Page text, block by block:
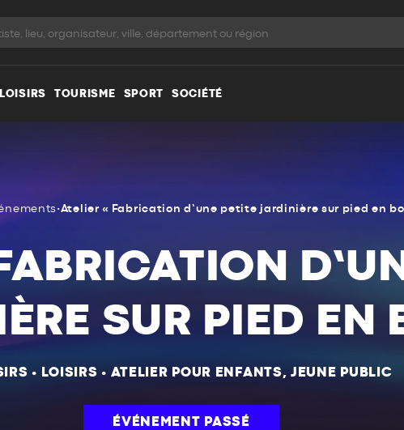
LOISIRS TOURISME SPORT SOCIÉTÉ
•Atelier « Fabrication d’une petite jardinière sur pied en
SUR PIED EN
• LOISIRS • ATELIER POUR ENFANTS, JEUNE PUBLIC
ÉVÉNEMENT PASSÉ